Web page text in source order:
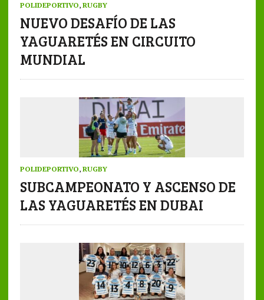
POLIDEPORTIVO, RUGBY
NUEVO DESAFÍO DE LAS
YAGUARETÉS EN CIRCUITO
MUNDIAL
POLIDEPORTIVO, RUGBY
SUBCAMPEONATO Y ASCENSO DE
LAS YAGUARETÉS EN DUBAI